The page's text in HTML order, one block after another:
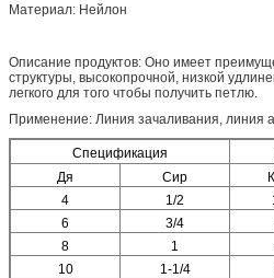
Материал: Нейлон
Описание продуктов: Оно имеет
структуры, высокопрочной, низкой
легкого для того чтобы получить петлю.
Применение: Линия зачаливания, линия
Спецификация
Дя
Сир
4
1/2
6
3/4
8
1
10
1-1/4